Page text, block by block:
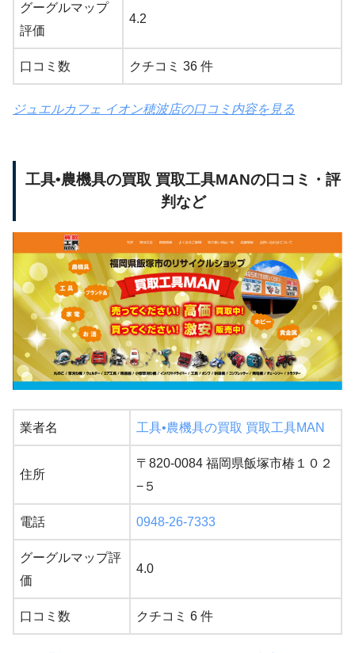
グーグルマップ
評価
4.2
口コミ数 クチコミ 36 件
ジュエルカフェ イオン穂波店の口コミ内容を見る
工具•農機具の買取 買取工具MANの口コミ・評
判など
業者名 工具•農機具の買取 買取工具MAN
住所
〒820-0084 福岡県飯塚市椿１０２
−５
電話 0948-26-7333
グーグルマップ評
価
4.0
口コミ数 クチコミ 6 件